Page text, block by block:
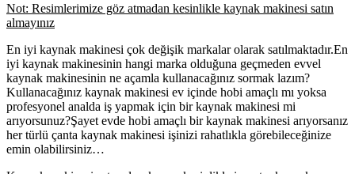
Not: Resimlerimize göz atmadan kesinlikle kaynak makinesi satın
almayınız
En iyi kaynak makinesi çok değişik markalar olarak satılmaktadır.En
iyi kaynak makinesinin hangi marka olduğuna geçmeden evvel
kaynak makinesinin ne açamla kullanacağınız sormak lazım?
Kullanacağınız kaynak makinesi ev içinde hobi amaçlı mı yoksa
profesyonel analda iş yapmak için bir kaynak makinesi mi
arıyorsunuz?Şayet evde hobi amaçlı bir kaynak makinesi arıyorsanız
her türlü çanta kaynak makinesi işinizi rahatlıkla görebileceğinize
emin olabilirsiniz…